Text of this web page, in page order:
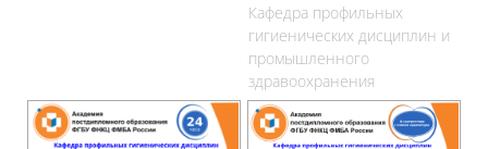
Кафедра профильных
гигиенических дисциплин и
промышленного
здравоохранения